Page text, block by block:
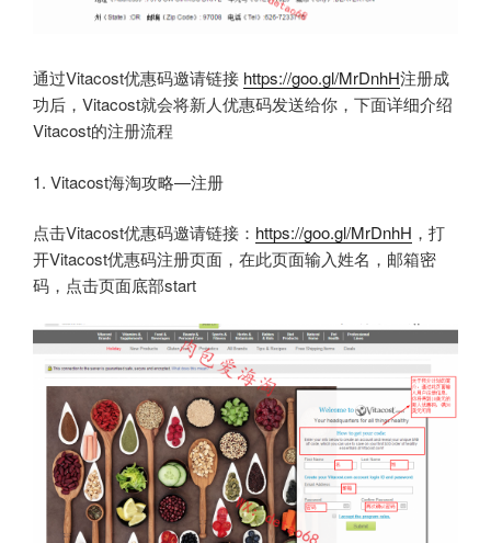
通过Vitacost优惠码邀请链接 https://goo.gl/MrDnhH注册成
功后，Vitacost就会将新人优惠码发送给你，下面详细介绍
Vitacost的注册流程
1. Vitacost海淘攻略—注册
点击Vitacost优惠码邀请链接： https://goo.gl/MrDnhH ，打
开Vitacost优惠码注册页面，在此页面输入姓名，邮箱密
码，点击页面底部start